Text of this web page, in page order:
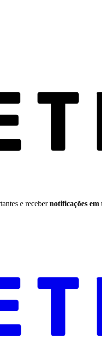
e receber notificações em